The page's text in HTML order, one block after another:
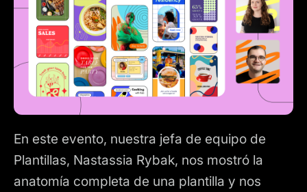
En este evento, nuestra jefa de equipo de
Plantillas, Nastassia Rybak, nos mostró la
anatomía completa de una plantilla y nos